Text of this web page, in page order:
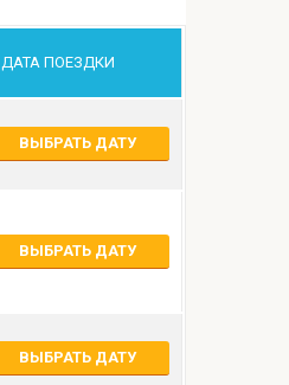
ДАТА ПОЕЗДКИ
ВЫБРАТЬ ДАТУ
ВЫБРАТЬ ДАТУ
ВЫБРАТЬ ДАТУ